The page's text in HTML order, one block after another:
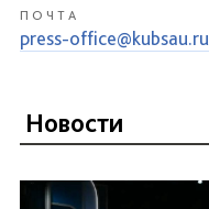
ПОЧТА
press-office@kubsau.ru
Новости